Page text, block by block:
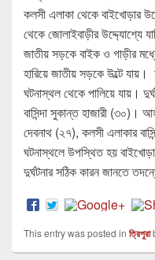
কলসী এলাকা থেকে বাইখোড়ার
থেকে জোলাইবাড়ীর উদ্দ্যোশ্যে
জাতীয় সড়কে বাইক ও গাড়ীর মধ্যে
হারিয়ে জাতীয় সড়কে উল্টে যায়।
ঘটনাস্থল থেকে পালিয়ে যায়।
বাসিন্দা সুকান্ত হাজারী (৩০)।
দেবনাথ (২৭), কলসী এলাকার
ঘটনাস্থলে উপস্থিত হয়
দুর্ঘটনার সঠিক কারন জানতে
This entry was posted in ত্রিপুরা